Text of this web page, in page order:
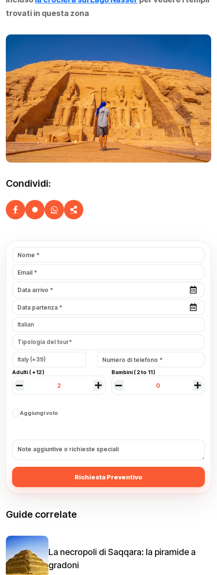
trovati in questa zona
Condividi:
Adulti ( +12 ) Bambini ( 2 to 11 )
Aggiungi volo
Richiesta Preventivo
Guide correlate
La necropoli di Saqqara: la piramide a
gradoni